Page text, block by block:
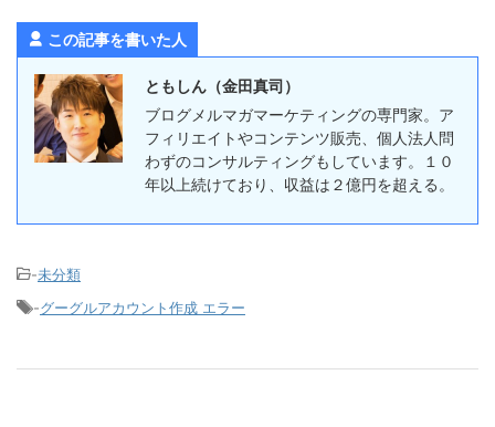
この記事を書いた人
ともしん（金田真司）
ブログメルマガマーケティングの専門家。ア
フィリエイトやコンテンツ販売、個人法人問
わずのコンサルティングもしています。１０
年以上続けており、収益は２億円を超える。
-未分類
-グーグルアカウント作成 エラー